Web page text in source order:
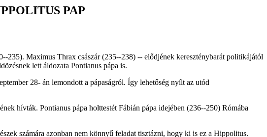
PAP
235). Maximus Thrax császár (235--238) -- elődjének kereszténybarát politikájától
lett áldozata Pontianus pápa is.
28- án lemondott a pápaságról. Így lehetőség nyílt az utód
hívták. Pontianus pápa holttestét Fábián pápa idejében (236--250) Rómába
számára azonban nem könnyű feladat tisztázni, hogy ki is ez a Hippolitus.